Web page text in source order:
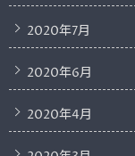
2020年7月
2020年6月
2020年4月